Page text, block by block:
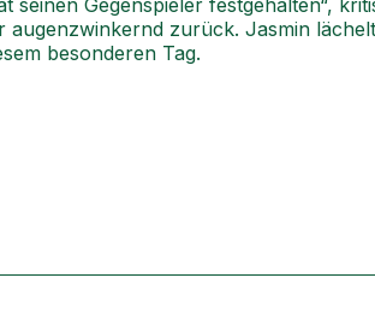
zurück. Jasmin
besonderen Tag.